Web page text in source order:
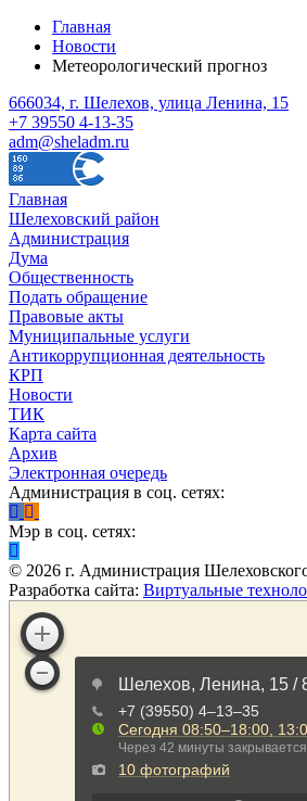
Главная
Новости
Метеорологический прогноз
666034, г. Шелехов, улица Ленина, 15
+7 39550 4-13-35
adm@sheladm.ru
Главная
Шелеховский район
Администрация
Дума
Общественность
Подать обращение
Правовые акты
Муниципальные услуги
Антикоррупционная деятельность
КРП
Новости
ТИК
Карта сайта
Архив
Электронная очередь
Администрация в соц. сетях:
Мэр в соц. сетях:
© 2026 г. Администрация
Разработка сайта: Виртуальные